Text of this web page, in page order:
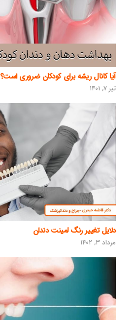
آیا کانال ریشه برای کودکان ضروری است؟
تیر ۷, ۱۴۰۱
دلایل تغییر رنگ لمینت دندان
مرداد ۳, ۱۴۰۲